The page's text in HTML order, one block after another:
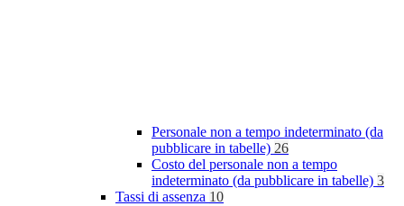
Personale non a tempo indeterminato (da
pubblicare in tabelle) 26
Costo del personale non a tempo
indeterminato (da pubblicare in tabelle) 3
Tassi di assenza 10